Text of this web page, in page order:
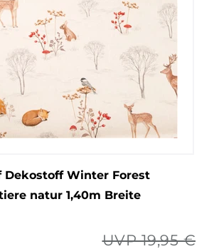
Dekostoff Winter Forest
natur 1,40m Breite
UVP 19,95 €